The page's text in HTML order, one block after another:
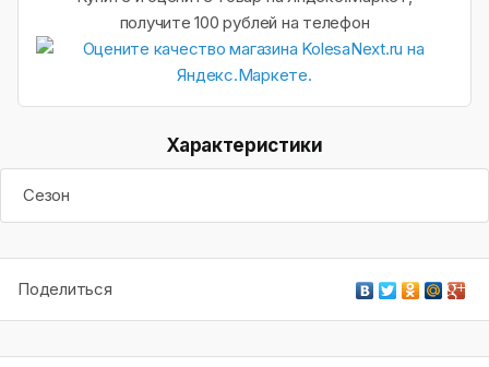
получите 100 рублей на телефон
Характеристики
Сезон
Поделиться